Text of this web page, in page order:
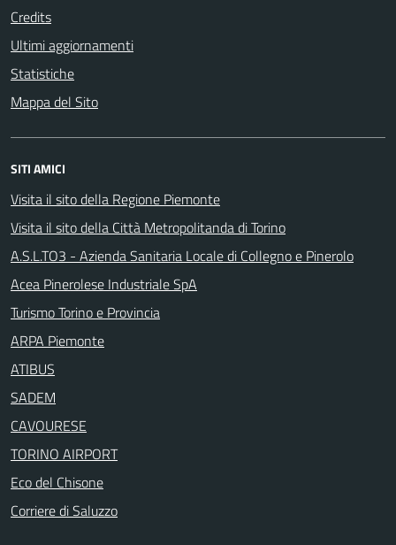
Credits
Ultimi aggiornamenti
Statistiche
Mappa del Sito
SITI AMICI
Visita il sito della Regione Piemonte
Visita il sito della Città Metropolitanda di Torino
A.S.L.TO3 - Azienda Sanitaria Locale di Collegno e Pinerolo
Acea Pinerolese Industriale SpA
Turismo Torino e Provincia
ARPA Piemonte
ATIBUS
SADEM
CAVOURESE
TORINO AIRPORT
Eco del Chisone
Corriere di Saluzzo